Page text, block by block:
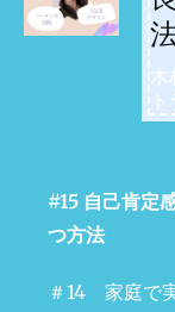
木
ト
#15 自己肯定
つ方法
＃14 家庭で